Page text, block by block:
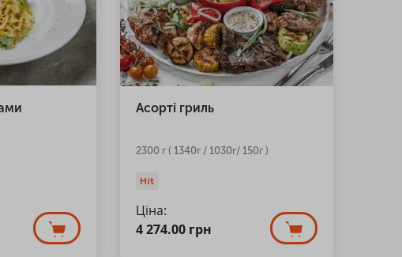
Асорті гриль
2300 г ( 1340г / 1030г/ 150г )
Hit
Ціна:
4 274.00 грн